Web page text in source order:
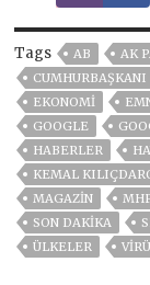
Tags AB AK
CUMHURBAŞKANI
EKONOMİ
GOOGLE
HABERLER
KEMAL
MAGAZİN
SON DAKIKA
ÜLKELER